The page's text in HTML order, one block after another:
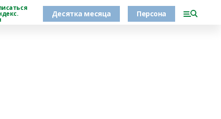
Десятка месяца Персона